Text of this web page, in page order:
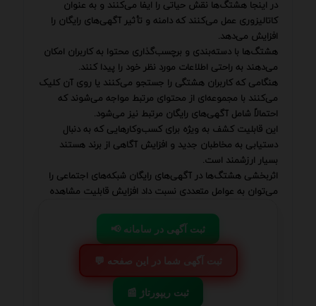
در اینجا هشتگ‌ها نقش حیاتی را ایفا می‌کنند و به عنوان
کاتالیزوری عمل می‌کنند که دامنه و تأثیر آگهی‌های رایگان را
افزایش می‌دهد.
هشتگ‌ها با دسته‌بندی و برچسب‌گذاری محتوا به کاربران امکان
می‌دهند به راحتی اطلاعات مورد نظر خود را پیدا کنند.
هنگامی که کاربران هشتگی را جستجو می‌کنند یا روی آن کلیک
می‌کنند با مجموعه‌ای از محتوای مرتبط مواجه می‌شوند که
احتمالاً شامل آگهی‌های رایگان مرتبط نیز می‌شود.
این قابلیت کشف به ویژه برای کسب‌وکارهایی که به دنبال
دستیابی به مخاطبان جدید و افزایش آگاهی از برند هستند
بسیار ارزشمند است.
اثربخشی هشتگ‌ها در آگهی‌های رایگان شبکه‌های اجتماعی را
می‌توان به عوامل متعددی نسبت داد افزایش قابلیت مشاهده
📢 ثبت آگهی در سامانه
💬 ثبت آگهی شما در این صفحه
📰 ثبت ریپورتاژ